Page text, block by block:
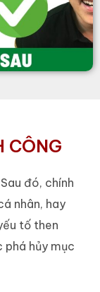
CÔNG
đó, chính
nhân, hay
tố then
hủy mục